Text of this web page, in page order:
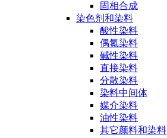
固相合成
染色剂和染料
酸性染料
偶氮染料
碱性染料
直接染料
分散染料
染料中间体
媒介染料
油性染料
其它颜料和染料